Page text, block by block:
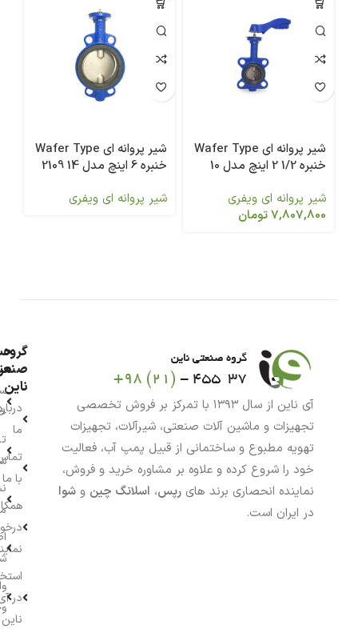
شیر پروانه ای Wafer Type
خنبره 1/2 2 اینچ مدل 10
شیر پروانه ای ویفری
7,807,800تومان
شیر پروانه ای Wafer Type
خنبره 6 اینچ مدل 14 2109
شیر پروانه ای ویفری
آی ناین از سال ۱۳۹۳ با تمرکز بر فروش تخصصی
تجهیزات و ماشین آلات صنعتی، شیرآلات، تجهیزات
تهویه مطبوع و ساختمانی از قبیل پمپ آب، فعالیت
خود را شروع کرده و علاوه بر مشاوره خرید و فروش،
نماینده انحصاری برند های رپس، اسلانگ چین و شوا
در ایران است.
گروه
ناین
ما
با ما
در
ناین